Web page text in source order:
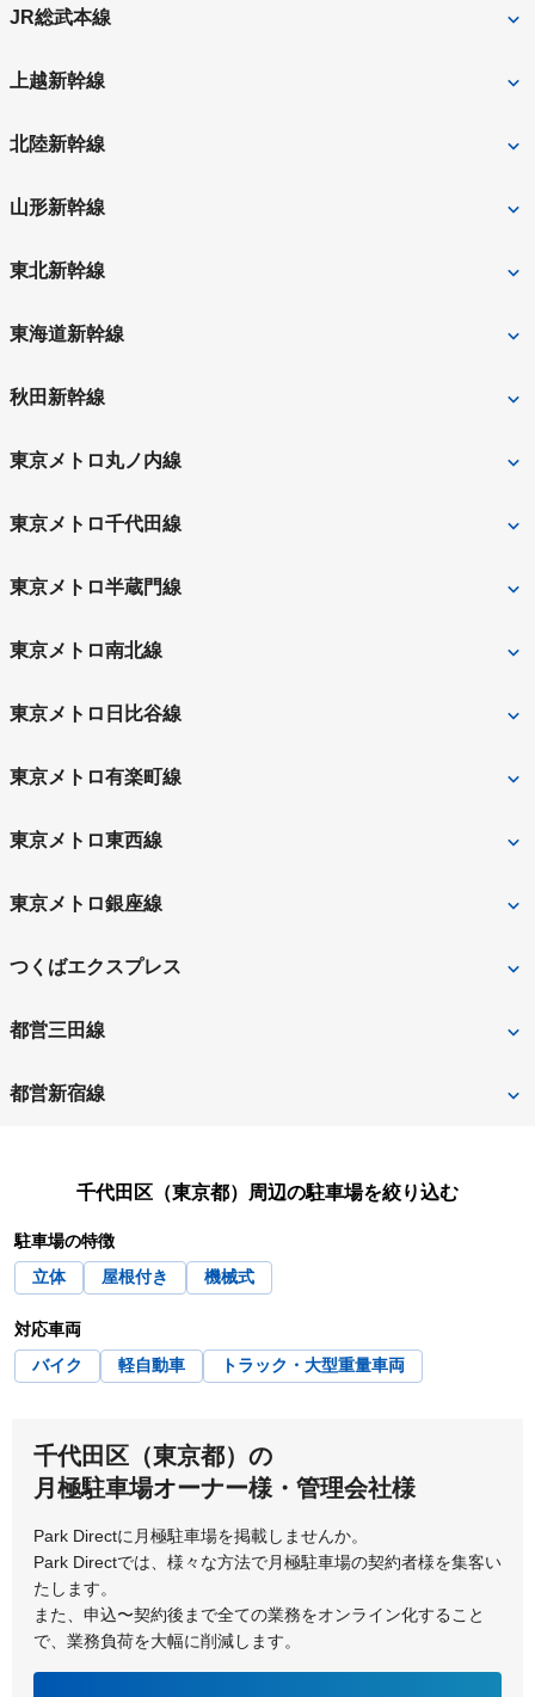
東京
JR総武本線
東京
上越新幹線
東京
北陸新幹線
東京
山形新幹線
東京
東北新幹線
東京
東海道新幹線
東京
秋田新幹線
東京
東京メトロ丸ノ内線
国会議事堂前
御茶ノ水
東京メトロ千代田線
二重橋前
大手町
東京メトロ半蔵門線
九段下
大手町
東京メトロ南北線
市ケ谷
溜池山王
東京メトロ日比谷線
日比谷
霞ケ関
東京メトロ有楽町線
有楽町
永田町
東京メトロ東西線
九段下
竹橋
東京メトロ銀座線
末広町
神田
つくばエクスプレス
秋葉原
都営三田線
内幸町
都営新宿線
神保町
千代田区（東京都） 周辺の駐車場を絞り込む
駐車場の特徴
立体
屋根付き 機械式
対応車両
バイク
軽自動車 トラック・大型重量車両
千代田区（東京都）の
月極駐車場オーナー様・管理会社様
Park Directに月極駐車場を掲載しませんか。
Park Directでは、様々な方法で月極駐車場の契約者様を集客い
たします。
また、申込〜契約後まで全ての業務をオンライン化すること
で、業務負荷を大幅に削減します。